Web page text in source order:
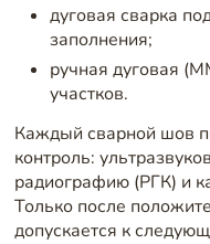
дуговая сварка
заполнения;
ручная дуговая
участков.
Каждый сварной шов
контроль:
радиографию (РГК) и
Только после
допускается к